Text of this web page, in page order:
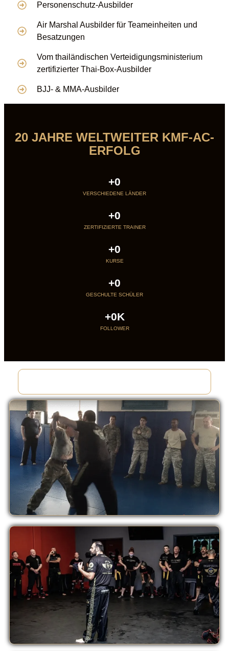
Personenschutz-Ausbilder
Air Marshal Ausbilder für Teameinheiten und
Besatzungen
Vom thailändischen Verteidigungsministerium
zertifizierter Thai-Box-Ausbilder
BJJ- & MMA-Ausbilder
20 JAHRE WELTWEITER KMF-AC-
ERFOLG
VERSCHIEDENE LÄNDER
+0
ZERTIFIZIERTE TRAINER
+0
KURSE
+0
GESCHULTE SCHÜLER
+0
FOLLOWER
+0K